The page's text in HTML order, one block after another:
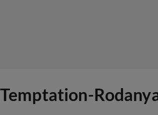
Temptation-